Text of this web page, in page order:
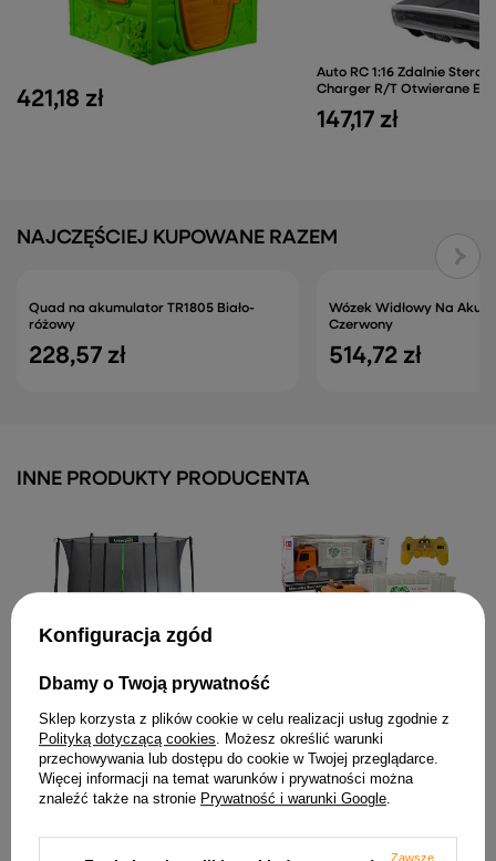
421,18 zł
Auto RC 1:16 Zdalnie
Charger R/T Otwierane
147,17 zł
NAJCZĘŚCIEJ KUPOWANE RAZEM
Quad na akumulator TR1805 Biało-
różowy
228,57 zł
Wózek Widłowy Na
Czerwony
514,72 zł
INNE PRODUKTY PRODUCENTA
Trampolina LEAN SPORT
914,55 zł
Mercedes- Benz Antos
Pomarańczowa
222,13 zł
Konfiguracja zgód
Dbamy o Twoją prywatność
Sklep korzysta z plików cookie w celu realizacji usług zgodnie z
Polityką dotyczącą cookies . Możesz określić warunki
przechowywania lub dostępu do cookie w Twojej przeglądarce.
Więcej informacji na temat warunków i prywatności można
znaleźć także na stronie Prywatność i warunki Google
Zawsze